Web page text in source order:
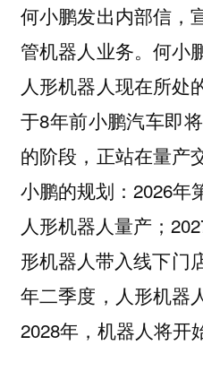
何小鹏发出内部信，
管机器人业务。何小
人形机器人现在所处
于8年前小鹏汽车即
的阶段，正站在量产
小鹏的规划：2026年
人形机器人量产；
形机器人带入线下门
年二季度，人形机器
2028年，机器人将开